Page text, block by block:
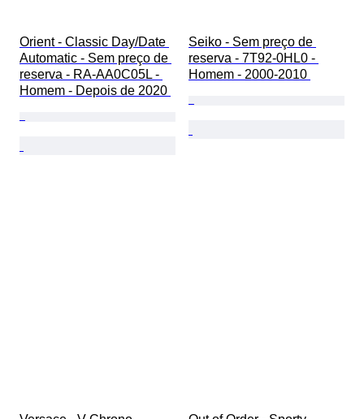
Orient - Classic Day/Date
Automatic - Sem preço de
reserva - RA-AA0C05L -
Homem - Depois de 2020
Seiko - Sem preço de
reserva - 7T92-0HL0 -
Homem - 2000-2010